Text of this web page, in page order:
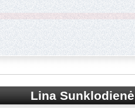
Lina Sunklodienė